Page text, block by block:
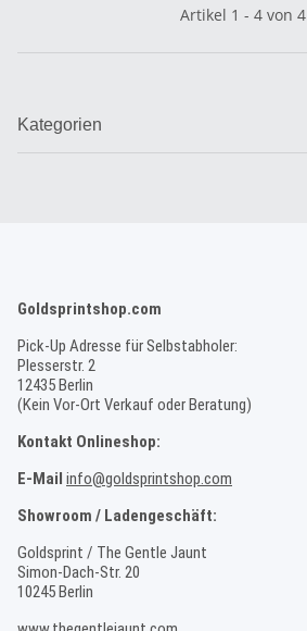
Artikel 1 - 4 von 4
Kategorien
Goldsprintshop.com
Pick-Up Adresse für Selbstabholer:
Plesserstr. 2
12435 Berlin
(Kein Vor-Ort Verkauf oder Beratung)
Kontakt Onlineshop:
E-Mail info@goldsprintshop.com
Showroom / Ladengeschäft:
Goldsprint / The Gentle Jaunt
Simon-Dach-Str. 20
10245 Berlin